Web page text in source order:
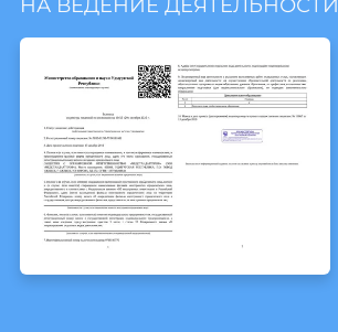
НА ВЕДЕНИЕ ДЕЯТЕЛЬНОСТИ